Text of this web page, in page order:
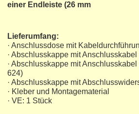
einer Endleiste (26 mm
Lieferumfang:
· Anschlussdose mit
· Abschlusskappe mit
· Abschlusskappe mit
624)
· Abschlusskappe mit
· Kleber und Montagematerial
· VE: 1 Stück